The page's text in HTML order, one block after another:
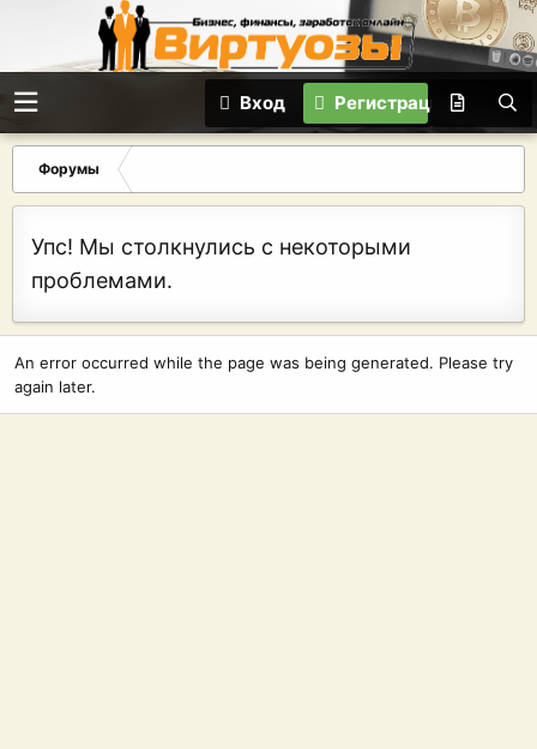
Вход Регистрация
Форумы
Упс! Мы столкнулись с некоторыми
проблемами.
An error occurred while the page was being generated. Please try
again later.